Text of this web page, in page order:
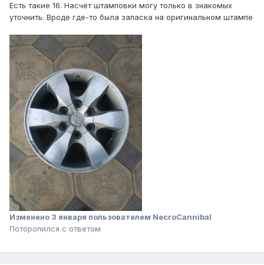
Есть такие 16. Насчёт штамповки могу только в знакомых
уточнить. Вроде где-то была запаска на оригинальном штампе
Изменено 3 января пользователем NecroCannibal
Поторопился с ответом